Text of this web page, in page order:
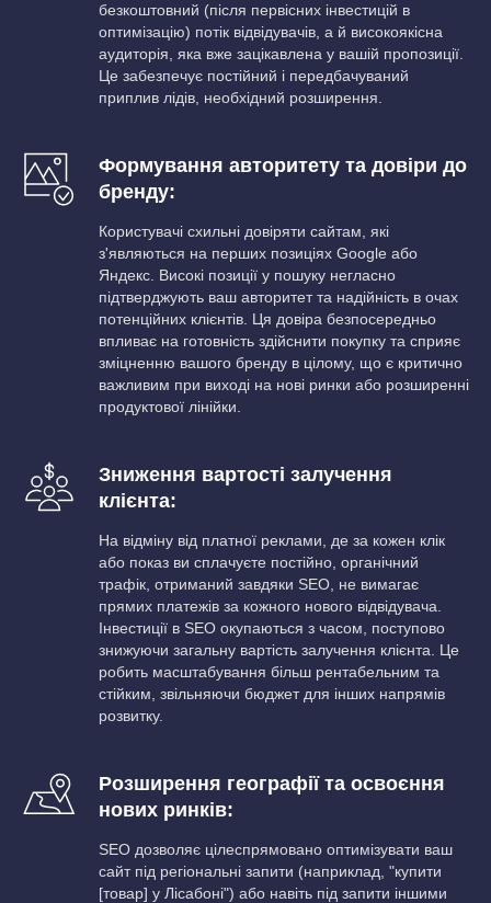
безкоштовний (після первісних інвестицій в
оптимізацію) потік відвідувачів, а й високоякісна
аудиторія, яка вже зацікавлена ​​у вашій пропозиції.
Це забезпечує постійний і передбачуваний
приплив лідів, необхідний розширення.
Формування авторитету та довіри до
бренду:
Користувачі схильні довіряти сайтам, які
з'являються на перших позиціях Google або
Яндекс. Високі позиції у пошуку негласно
підтверджують ваш авторитет та надійність в очах
потенційних клієнтів. Ця довіра безпосередньо
впливає на готовність здійснити покупку та сприяє
зміцненню вашого бренду в цілому, що є критично
важливим при виході на нові ринки або розширенні
продуктової лінійки.
Зниження вартості залучення
клієнта:
На відміну від платної реклами, де за кожен клік
або показ ви сплачуєте постійно, органічний
трафік, отриманий завдяки SEO, не вимагає
прямих платежів за кожного нового відвідувача.
Інвестиції в SEO окупаються з часом, поступово
знижуючи загальну вартість залучення клієнта. Це
робить масштабування більш рентабельним та
стійким, звільняючи бюджет для інших напрямів
розвитку.
Розширення географії та освоєння
нових ринків:
SEO дозволяє цілеспрямовано оптимізувати ваш
сайт під регіональні запити (наприклад, "купити
[товар] у Лісабоні") або навіть під запити іншими